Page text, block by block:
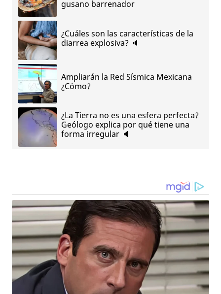
gusano barrenador
¿Cuáles son las características de la
diarrea explosiva? 🔈
Ampliarán la Red Sísmica Mexicana
¿Cómo?
¿La Tierra no es una esfera perfecta?
Geólogo explica por qué tiene una
forma irregular 🔈